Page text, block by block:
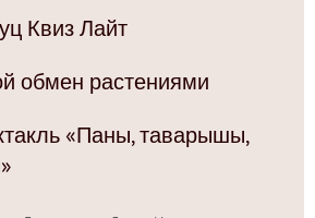
Квиз Лайт
обмен растениями
«Паны, таварышы,